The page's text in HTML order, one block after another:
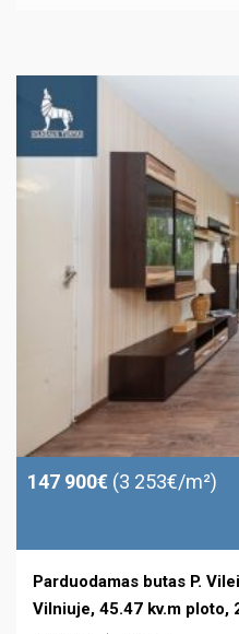
147 900€ (3 253€/m²)
Parduodamas butas P.
Vilniuje, 45.47 kv.m ploto,